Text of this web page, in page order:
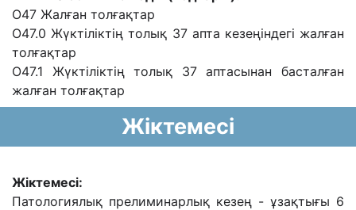
О47 Жалған толғақтар
О47.0 Жүктіліктің толық 37 апта кезеңіндегі жалған
толғақтар
О47.1 Жүктіліктің толық 37 аптасынан басталған
жалған толғақтар
Жіктемесі
Жіктемесі:
Патологиялық прелиминарлық кезең - ұзақтығы 6